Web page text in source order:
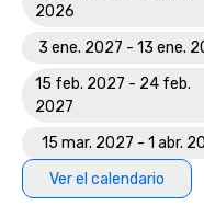
2026
3 ene. 2027 - 13 ene.
15 feb. 2027 - 24 feb.
2027
15 mar. 2027 - 1 abr.
Ver el calendario